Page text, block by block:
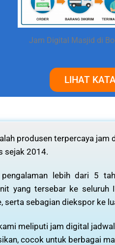
Jam Digital Masjid di
LIHAT
produsen terpercaya
sejak 2014.
pengalaman lebih dari 5
yang tersebar ke seluruh
serta sebagian diekspor ke
meliputi jam digital
cocok untuk berbagai